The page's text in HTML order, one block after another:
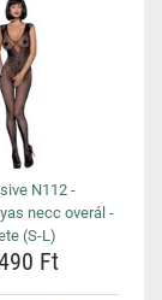
N112 -
necc overál -
(S-L)
Ft